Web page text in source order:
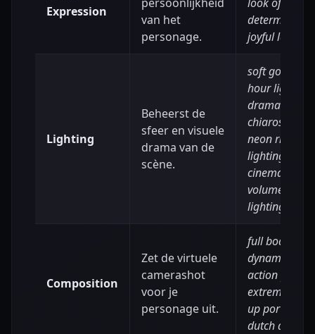
Expression
van het
personage.
joyful laugh
Lighting
Beheerst de
sfeer en visuele
drama van de
scène.
soft golden
hour light,
dramatic
chiaroscuro,
neon rim
lighting,
cinematic
volumetric
lighting
Composition
Zet de virtuele
camerashot
voor je
personage uit.
full body
dynamic
action pose,
extreme
up portrait,
dutch angle